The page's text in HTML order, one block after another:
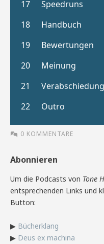
0 KOMMENTARE
Abonnieren
Um die Podcasts von Tone H
entsprechenden Links und
Button:
▶ Bücherklang
▶ Deus ex machina